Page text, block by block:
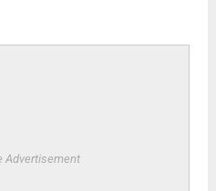
Advertisement